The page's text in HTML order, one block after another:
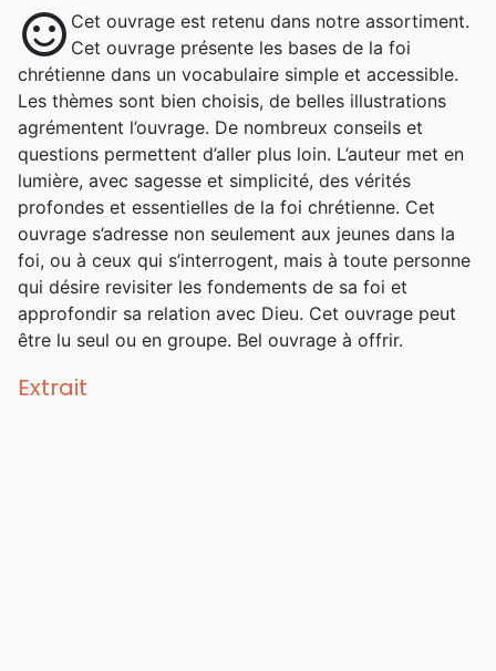
sentiment_satisfied Cet ouvrage est retenu dans notre assortiment.
Cet ouvrage présente les bases de la foi
chrétienne dans un vocabulaire simple et accessible.
Les thèmes sont bien choisis, de belles illustrations
agrémentent l’ouvrage. De nombreux conseils et
questions permettent d’aller plus loin. L’auteur met en
lumière, avec sagesse et simplicité, des vérités
profondes et essentielles de la foi chrétienne. Cet
ouvrage s’adresse non seulement aux jeunes dans la
foi, ou à ceux qui s’interrogent, mais à toute personne
qui désire revisiter les fondements de sa foi et
approfondir sa relation avec Dieu. Cet ouvrage peut
être lu seul ou en groupe. Bel ouvrage à offrir.
Extrait